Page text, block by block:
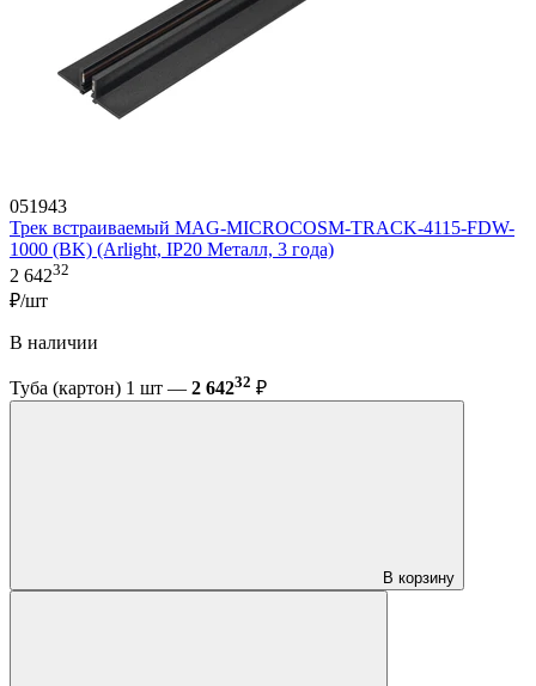
051943
Трек встраиваемый MAG-MICROCOSM-TRACK-4115-FDW-
1000 (BK) (Arlight, IP20 Металл, 3 года)
2 64232
₽/шт
В наличии
Туба (картон) 1 шт — 2 64232 ₽
В корзину